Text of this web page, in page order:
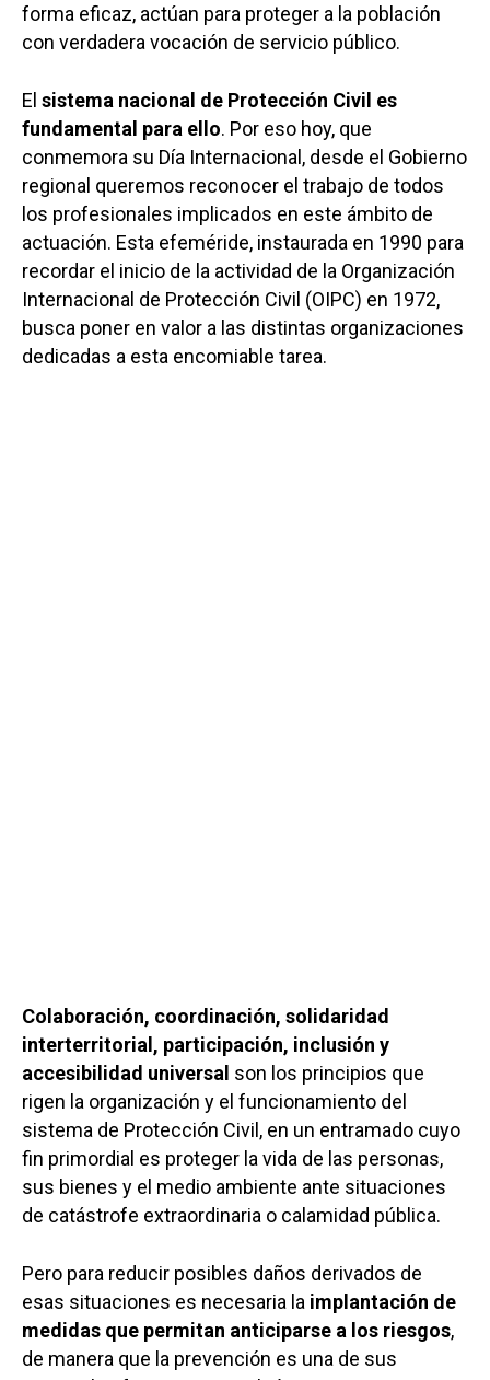
forma eficaz, actúan para proteger a la población
con verdadera vocación de servicio público.
El sistema nacional de Protección Civil es
fundamental para ello. Por eso hoy, que
conmemora su Día Internacional, desde el Gobierno
regional queremos reconocer el trabajo de todos
los profesionales implicados en este ámbito de
actuación. Esta efeméride, instaurada en 1990 para
recordar el inicio de la actividad de la Organización
Internacional de Protección Civil (OIPC) en 1972,
busca poner en valor a las distintas organizaciones
dedicadas a esta encomiable tarea.
Colaboración, coordinación, solidaridad
interterritorial, participación, inclusión y
accesibilidad universal son los principios que
rigen la organización y el funcionamiento del
sistema de Protección Civil, en un entramado cuyo
fin primordial es proteger la vida de las personas,
sus bienes y el medio ambiente ante situaciones
de catástrofe extraordinaria o calamidad pública.
Pero para reducir posibles daños derivados de
esas situaciones es necesaria la implantación de
medidas que permitan anticiparse a los riesgos,
de manera que la prevención es una de sus